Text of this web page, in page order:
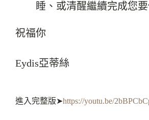
睡、或清醒繼續完成您要
祝福你
Eydis亞蒂絲
進入完整版➤https://youtu.be/